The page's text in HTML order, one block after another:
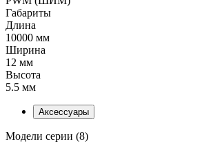
Габариты
Длина
10000 мм
Ширина
12 мм
Высота
5.5 мм
Аксессуары
Модели серии (8)